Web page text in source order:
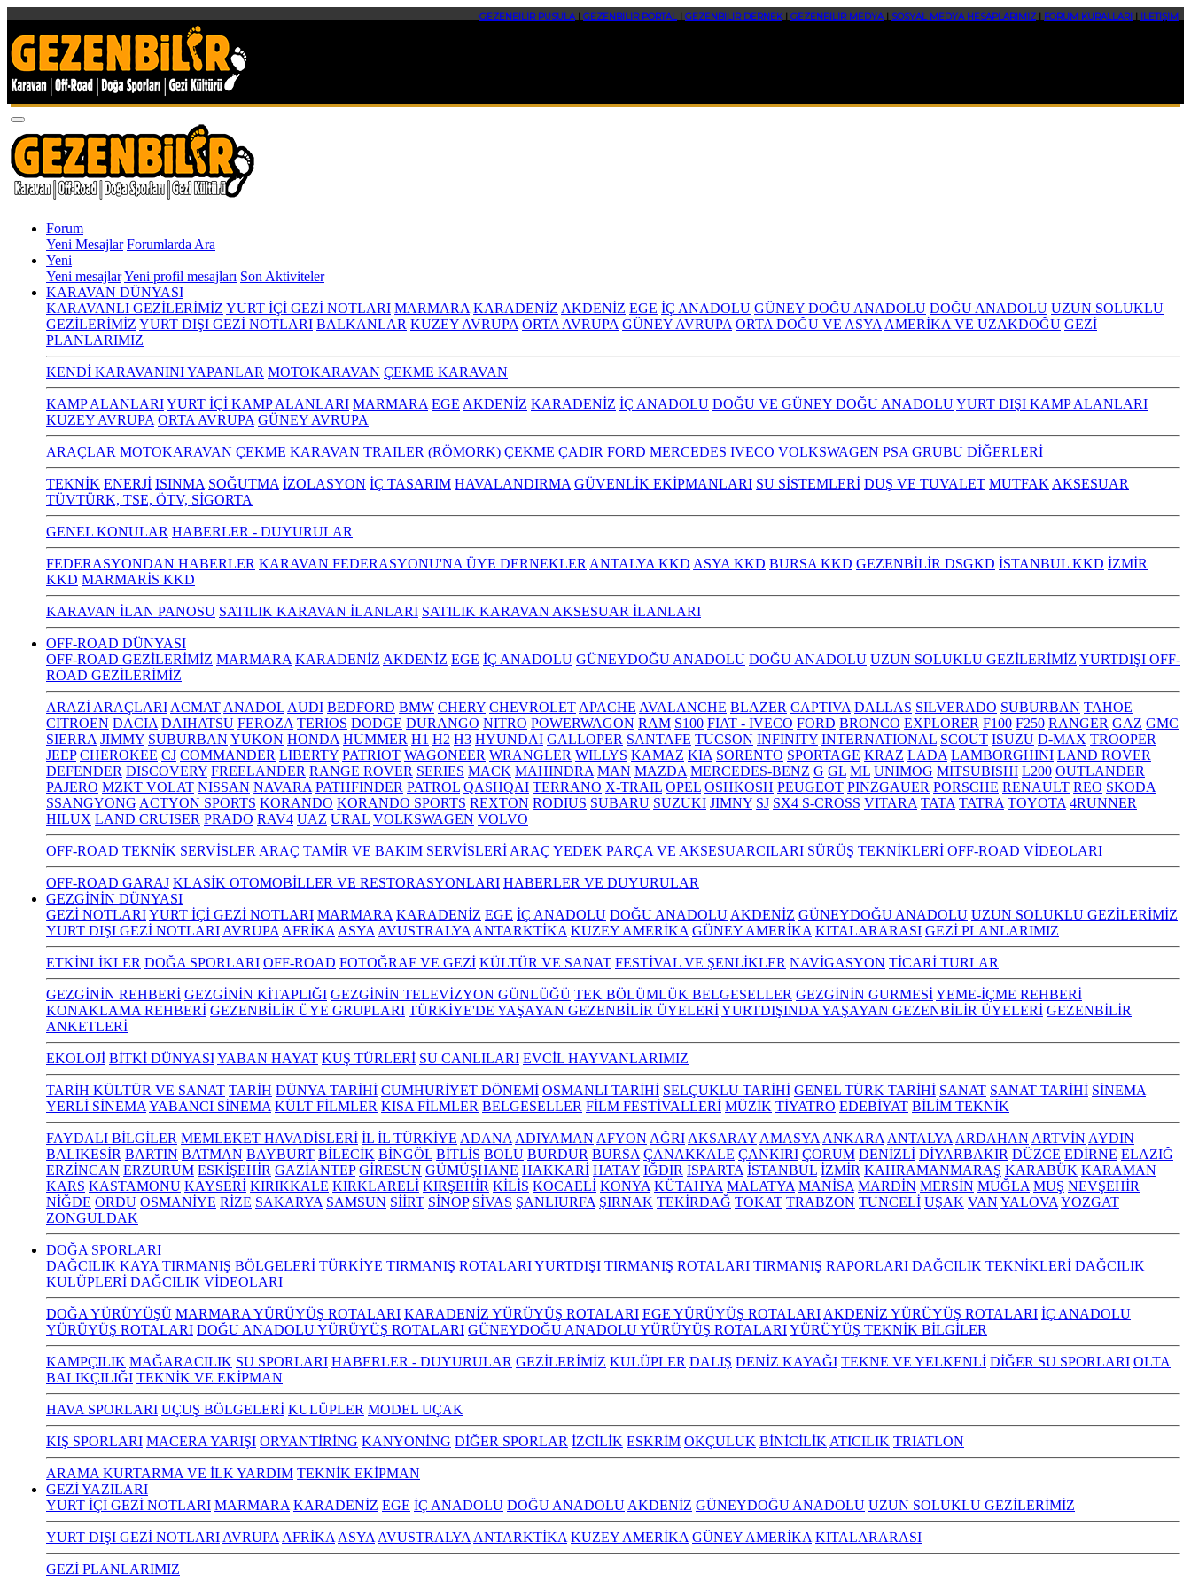
GEZENBİLİR PUSULA| GEZENBİLİR PORTAL| GEZENBİLİR DERNEK| GEZENBİLİR MEDYA| SOSYAL MEDYA HESAPLARIMIZ | FORUM KURALLARI | İLETİŞİM
Forum
Yeni Mesajlar Forumlarda Ara
Yeni
Yeni mesajlarYeni profil mesajları Son Aktiviteler
KARAVAN DÜNYASI
KARAVANLI GEZİLERİMİZ YURT İÇİ GEZİ NOTLARI MARMARA KARADENİZ AKDENİZ EGE İÇ ANADOLU GÜNEY DOĞU ANADOLU DOĞU ANADOLU UZUN SOLUKLU
GEZİLERİMİZ YURT DIŞI GEZİ NOTLARI BALKANLAR KUZEY AVRUPA ORTA AVRUPA GÜNEY AVRUPA ORTA DOĞU VE ASYA AMERİKA VE UZAKDOĞU GEZİ
PLANLARIMIZ
KENDİ KARAVANINI YAPANLAR MOTOKARAVAN ÇEKME KARAVAN
KAMP ALANLARIYURT İÇİ KAMP ALANLARI MARMARA EGE AKDENİZ KARADENİZ İÇ ANADOLU DOĞU VE GÜNEY DOĞU ANADOLUYURT DIŞI KAMP ALANLARI
KUZEY AVRUPA ORTA AVRUPA GÜNEY AVRUPA
ARAÇLAR MOTOKARAVAN ÇEKME KARAVAN TRAILER (RÖMORK) ÇEKME ÇADIR FORD MERCEDES IVECO VOLKSWAGEN PSA GRUBU DİĞERLERİ
TEKNİK ENERJİ ISINMA SOĞUTMA İZOLASYON İÇ TASARIM HAVALANDIRMA GÜVENLİK EKİPMANLARI SU SİSTEMLERİ DUŞ VE TUVALET MUTFAK AKSESUAR
TÜVTÜRK, TSE, ÖTV, SİGORTA
GENEL KONULAR HABERLER - DUYURULAR
FEDERASYONDAN HABERLER KARAVAN FEDERASYONU'NA ÜYE DERNEKLER ANTALYA KKD ASYA KKD BURSA KKD GEZENBİLİR DSGKD İSTANBUL KKD İZMİR
KKD MARMARİS KKD
KARAVAN İLAN PANOSU SATILIK KARAVAN İLANLARI SATILIK KARAVAN AKSESUAR İLANLARI
OFF-ROAD DÜNYASI
OFF-ROAD GEZİLERİMİZ MARMARA KARADENİZ AKDENİZ EGE İÇ ANADOLU GÜNEYDOĞU ANADOLU DOĞU ANADOLU UZUN SOLUKLU GEZİLERİMİZ YURTDIŞI OFF-
ROAD GEZİLERİMİZ
ARAZİ ARAÇLARI ACMAT ANADOL AUDI BEDFORD BMW CHERY CHEVROLET APACHE AVALANCHE BLAZER CAPTIVA DALLAS SILVERADO SUBURBAN TAHOE
CITROEN DACIA DAIHATSU FEROZA TERIOS DODGE DURANGO NITRO POWERWAGON RAM S100 FIAT - IVECO FORD BRONCO EXPLORER F100 F250 RANGER GAZ GMC
SIERRA JIMMY SUBURBAN YUKON HONDA HUMMER H1 H2 H3 HYUNDAI GALLOPER SANTAFE TUCSON INFINITY INTERNATIONAL SCOUT ISUZU D-MAX TROOPER
JEEP CHEROKEE CJ COMMANDER LIBERTY PATRIOT WAGONEER WRANGLER WILLYS KAMAZ KIA SORENTO SPORTAGE KRAZ LADA LAMBORGHINI LAND ROVER
DEFENDER DISCOVERY FREELANDER RANGE ROVER SERIES MACK MAHINDRA MAN MAZDA MERCEDES-BENZ G GL ML UNIMOG MITSUBISHI L200 OUTLANDER
PAJERO MZKT VOLAT NISSAN NAVARA PATHFINDER PATROL QASHQAI TERRANO X-TRAIL OPEL OSHKOSH PEUGEOT PINZGAUER PORSCHE RENAULT REO SKODA
SSANGYONG ACTYON SPORTS KORANDO KORANDO SPORTS REXTON RODIUS SUBARU SUZUKI JIMNY SJ SX4 S-CROSS VITARA TATA TATRA TOYOTA 4RUNNER
HILUX LAND CRUISER PRADO RAV4 UAZ URAL VOLKSWAGEN VOLVO
OFF-ROAD TEKNİK SERVİSLER ARAÇ TAMİR VE BAKIM SERVİSLERİ ARAÇ YEDEK PARÇA VE AKSESUARCILARI SÜRÜŞ TEKNİKLERİ OFF-ROAD VİDEOLARI
OFF-ROAD GARAJ KLASİK OTOMOBİLLER VE RESTORASYONLARI HABERLER VE DUYURULAR
GEZGİNİN DÜNYASI
GEZİ NOTLARIYURT İÇİ GEZİ NOTLARI MARMARA KARADENİZ EGE İÇ ANADOLU DOĞU ANADOLU AKDENİZ GÜNEYDOĞU ANADOLU UZUN SOLUKLU GEZİLERİMİZ
YURT DIŞI GEZİ NOTLARI AVRUPA AFRİKA ASYA AVUSTRALYA ANTARKTİKA KUZEY AMERİKA GÜNEY AMERİKA KITALARARASI GEZİ PLANLARIMIZ
ETKİNLİKLER DOĞA SPORLARI OFF-ROAD FOTOĞRAF VE GEZİ KÜLTÜR VE SANAT FESTİVAL VE ŞENLİKLER NAVİGASYON TİCARİ TURLAR
GEZGİNİN REHBERİ GEZGİNİN KİTAPLIĞI GEZGİNİN TELEVİZYON GÜNLÜĞÜ TEK BÖLÜMLÜK BELGESELLER GEZGİNİN GURMESİYEME-İÇME REHBERİ
KONAKLAMA REHBERİ GEZENBİLİR ÜYE GRUPLARI TÜRKİYE'DE YAŞAYAN GEZENBİLİR ÜYELERİYURTDIŞINDA YAŞAYAN GEZENBİLİR ÜYELERİ GEZENBİLİR
ANKETLERİ
EKOLOJİ BİTKİ DÜNYASIYABAN HAYAT KUŞ TÜRLERİ SU CANLILARI EVCİL HAYVANLARIMIZ
TARİH KÜLTÜR VE SANAT TARİH DÜNYA TARİHİ CUMHURİYET DÖNEMİ OSMANLI TARİHİ SELÇUKLU TARİHİ GENEL TÜRK TARİHİ SANAT SANAT TARİHİ SİNEMA
YERLİ SİNEMA YABANCI SİNEMA KÜLT FİLMLER KISA FİLMLER BELGESELLER FİLM FESTİVALLERİ MÜZİK TİYATRO EDEBİYAT BİLİM TEKNİK
FAYDALI BİLGİLER MEMLEKET HAVADİSLERİ İL İL TÜRKİYE ADANA ADIYAMAN AFYON AĞRI AKSARAY AMASYA ANKARA ANTALYA ARDAHAN ARTVİN AYDIN
BALIKESİR BARTIN BATMAN BAYBURT BİLECİK BİNGÖL BİTLİS BOLU BURDUR BURSA ÇANAKKALE ÇANKIRI ÇORUM DENİZLİ DİYARBAKIR DÜZCE EDİRNE ELAZIĞ
ERZİNCAN ERZURUM ESKİŞEHİR GAZİANTEP GİRESUN GÜMÜŞHANE HAKKARİ HATAY IĞDIR ISPARTA İSTANBUL İZMİR KAHRAMANMARAŞ KARABÜK KARAMAN
KARS KASTAMONU KAYSERİ KIRIKKALE KIRKLARELİ KIRŞEHİR KİLİS KOCAELİ KONYA KÜTAHYA MALATYA MANİSA MARDİN MERSİN MUĞLA MUŞ NEVŞEHİR
NİĞDE ORDU OSMANİYE RİZE SAKARYA SAMSUN SİİRT SİNOP SİVAS ŞANLIURFA ŞIRNAK TEKİRDAĞ TOKAT TRABZON TUNCELİ UŞAK VAN YALOVA YOZGAT
ZONGULDAK
DOĞA SPORLARI
DAĞCILIK KAYA TIRMANIŞ BÖLGELERİ TÜRKİYE TIRMANIŞ ROTALARIYURTDIŞI TIRMANIŞ ROTALARI TIRMANIŞ RAPORLARI DAĞCILIK TEKNİKLERİ DAĞCILIK
KULÜPLERİ DAĞCILIK VİDEOLARI
DOĞA YÜRÜYÜŞÜ MARMARA YÜRÜYÜŞ ROTALARI KARADENİZ YÜRÜYÜŞ ROTALARI EGE YÜRÜYÜŞ ROTALARI AKDENİZ YÜRÜYÜŞ ROTALARI İÇ ANADOLU
YÜRÜYÜŞ ROTALARI DOĞU ANADOLU YÜRÜYÜŞ ROTALARI GÜNEYDOĞU ANADOLU YÜRÜYÜŞ ROTALARIYÜRÜYÜŞ TEKNİK BİLGİLER
KAMPÇILIK MAĞARACILIK SU SPORLARI HABERLER - DUYURULAR GEZİLERİMİZ KULÜPLER DALIŞ DENİZ KAYAĞI TEKNE VE YELKENLİ DİĞER SU SPORLARI OLTA
BALIKÇILIĞI TEKNİK VE EKİPMAN
HAVA SPORLARI UÇUŞ BÖLGELERİ KULÜPLER MODEL UÇAK
KIŞ SPORLARI MACERA YARIŞI ORYANTİRİNG KANYONİNG DİĞER SPORLAR İZCİLİK ESKRİM OKÇULUK BİNİCİLİK ATICILIK TRIATLON
ARAMA KURTARMA VE İLK YARDIM TEKNİK EKİPMAN
GEZİ YAZILARI
YURT İÇİ GEZİ NOTLARI MARMARA KARADENİZ EGE İÇ ANADOLU DOĞU ANADOLU AKDENİZ GÜNEYDOĞU ANADOLU UZUN SOLUKLU GEZİLERİMİZ
YURT DIŞI GEZİ NOTLARI AVRUPA AFRİKA ASYA AVUSTRALYA ANTARKTİKA KUZEY AMERİKA GÜNEY AMERİKA KITALARARASI
GEZİ PLANLARIMIZ